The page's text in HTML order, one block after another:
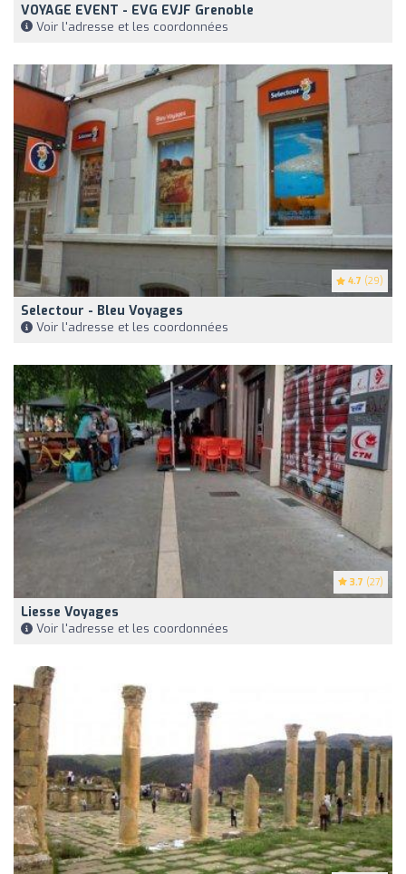
VOYAGE EVENT - EVG EVJF Grenoble
Voir l'adresse et les coordonnées
4.7 (29)
Selectour - Bleu Voyages
Voir l'adresse et les coordonnées
3.7 (27)
Liesse Voyages
Voir l'adresse et les coordonnées